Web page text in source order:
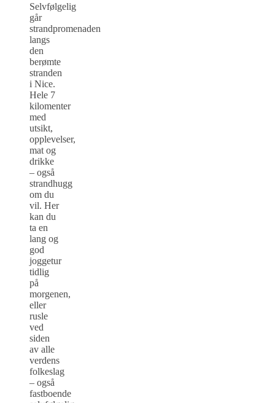
Selvfølgelig
går
strandpromenaden
langs
den
berømte
stranden
i Nice.
Hele 7
kilomenter
med
utsikt,
opplevelser,
mat og
drikke
– også
strandhugg
om du
vil. Her
kan du
ta en
lang og
god
joggetur
tidlig
på
morgenen,
eller
rusle
ved
siden
av alle
verdens
folkeslag
– også
fastboende